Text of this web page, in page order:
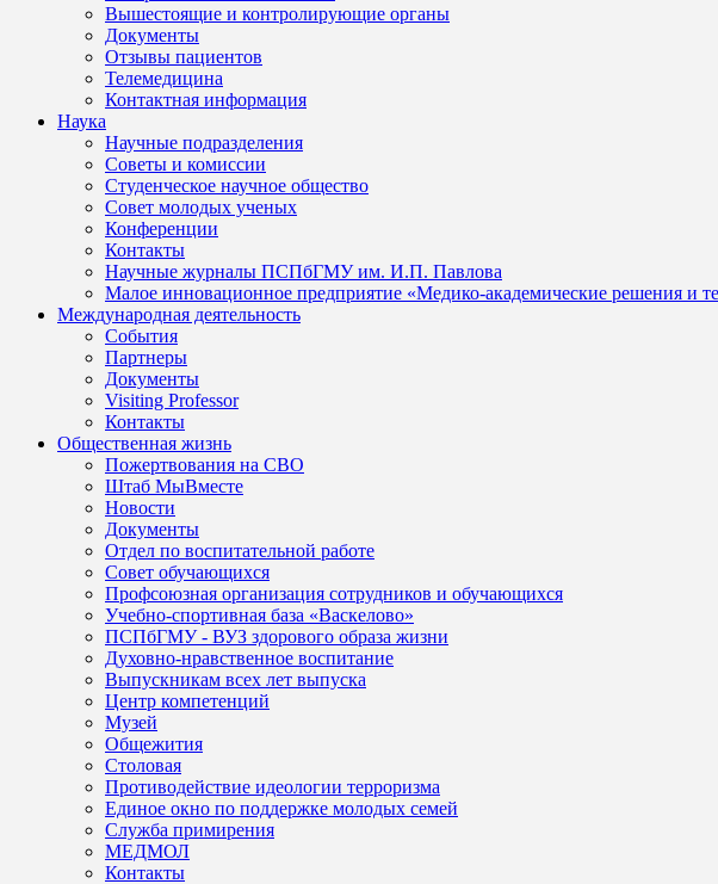
Вышестоящие и контролирующие органы
Документы
Отзывы пациентов
Телемедицина
Контактная информация
Наука
Научные подразделения
Советы и комиссии
Студенческое научное общество
Совет молодых ученых
Конференции
Контакты
Научные журналы ПСПбГМУ им. И.П. Павлова
Малое инновационное предприятие «Медико-академические решения и
Международная деятельность
События
Партнеры
Документы
Visiting Professor
Контакты
Общественная жизнь
Пожертвования на СВО
Штаб МыВместе
Новости
Документы
Отдел по воспитательной работе
Совет обучающихся
Профсоюзная организация сотрудников и обучающихся
Учебно-спортивная база «Васкелово»
ПСПбГМУ - ВУЗ здорового образа жизни
Духовно-нравственное воспитание
Выпускникам всех лет выпуска
Центр компетенций
Музей
Общежития
Столовая
Противодействие идеологии терроризма
Единое окно по поддержке молодых семей
Служба примирения
МЕДМОЛ
Контакты